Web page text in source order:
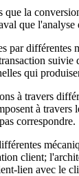
la
que
par
qui
à travers
à
correspondre.
client;
lien avec le